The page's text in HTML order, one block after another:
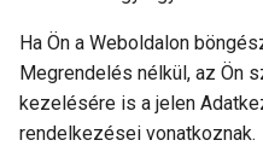
Ha Ön a Weboldalon
Megrendelés nélkül, az Ön
kezelésére is a jelen
rendelkezései vonatkoznak.